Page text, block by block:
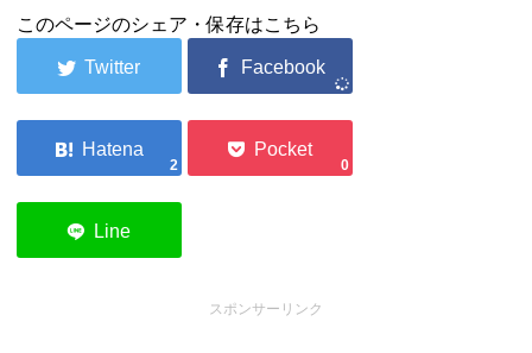
このページのシェア・保存はこちら
2 0
スポンサーリンク